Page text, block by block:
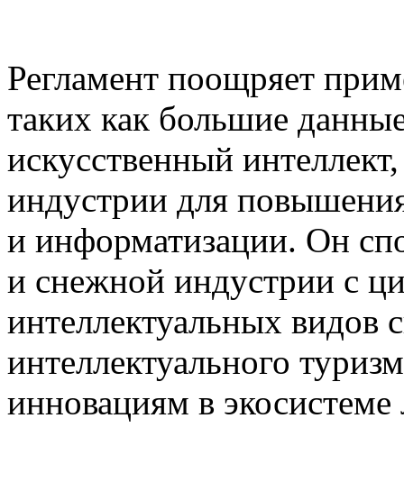
Регламент поощряет
таких как большие
искусственный
индустрии для
и информатизации. Он
и снежной индустрии с
интеллектуальных видов
интеллектуального
инновациям в